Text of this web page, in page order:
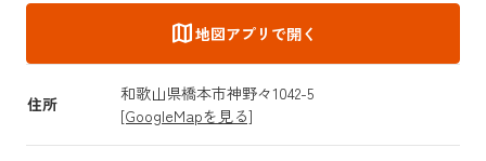
map地図アプリで開く
住所
和歌山県橋本市神野々1042-5
[GoogleMapを見る]